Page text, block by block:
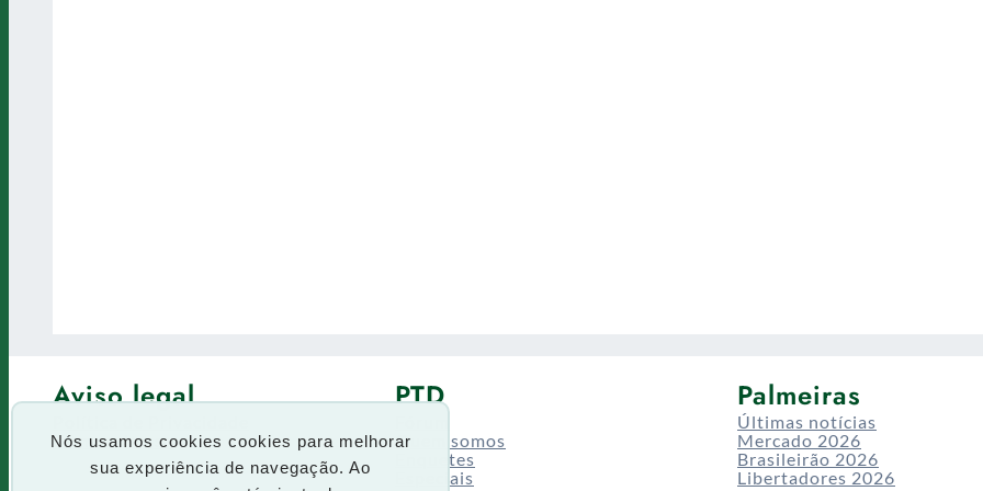
Nós usamos cookies cookies para melhorar
sua experiência de navegação. Ao
Aviso legal
Termos de uso
PTD
Quem somos
Enquetes
Especiais
Palmeiras
Últimas notícias
Mercado 2026
Brasileirão 2026
Libertadores 2026